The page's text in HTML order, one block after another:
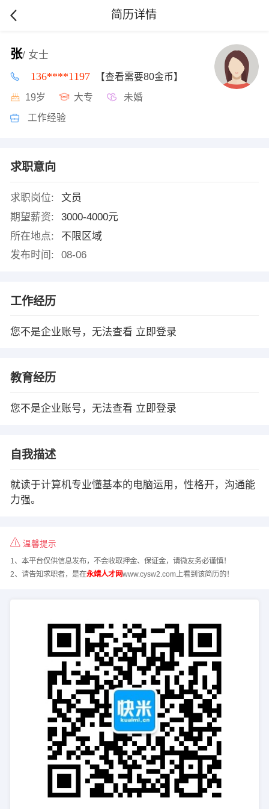
简历详情
张/ 女士
136****1197 【查看需要80金币】
19岁 大专 未婚
工作经验
求职意向
求职岗位:
文员
期望薪资:
3000-4000元
所在地点:
不限区域
发布时间:
08-06
工作经历
您不是企业账号，无法查看 立即登录
教育经历
您不是企业账号，无法查看 立即登录
自我描述
就读于计算机专业懂基本的电脑运用，性格开，沟通能
力强。
温馨提示
1、本平台仅供信息发布，不会收取押金、保证金，请微友务必谨慎！
2、请告知求职者，是在永靖人才网www.cysw2.com上看到该简历的！